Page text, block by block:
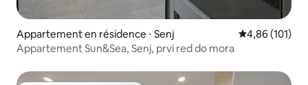
Appartement en résidence ⋅ Senj Évaluation
4,86 (101)
Appartement Sun&Sea, Senj, prvi red do mora